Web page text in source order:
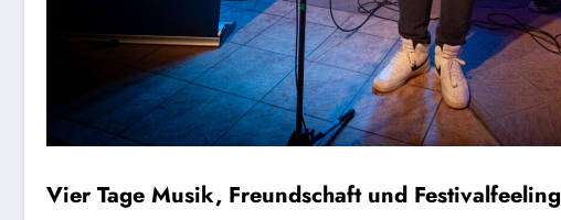
Vier Tage Musik, Freundschaft und Festivalfeeling